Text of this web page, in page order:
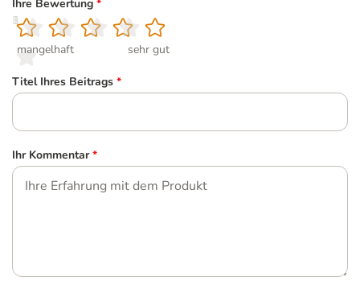
Ihre Bewertung *
1
mangelhaft
2
3
4
5
sehr gut
Titel Ihres Beitrags *
Ihr Kommentar *